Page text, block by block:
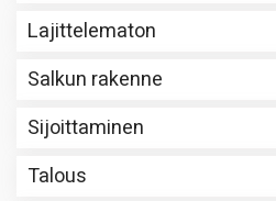
Lajittelematon
Salkun rakenne
Sijoittaminen
Talous